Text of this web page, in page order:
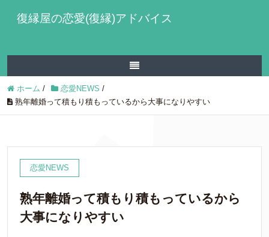
復縁屋の恋愛(復縁)アドバイス
ホーム / 恋愛NEWS /
熟年離婚って積もり積もっているから大事になりやすい
恋愛NEWS
熟年離婚って積もり積もっているから
大事になりやすい